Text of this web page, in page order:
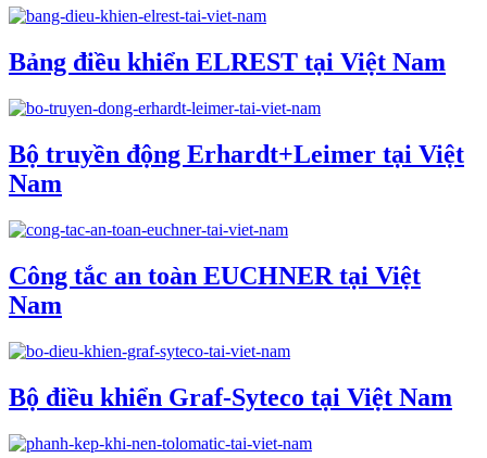
Bảng điều khiển ELREST tại Việt Nam
Bộ truyền động Erhardt+Leimer tại Việt
Nam
Công tắc an toàn EUCHNER tại Việt
Nam
Bộ điều khiển Graf-Syteco tại Việt Nam